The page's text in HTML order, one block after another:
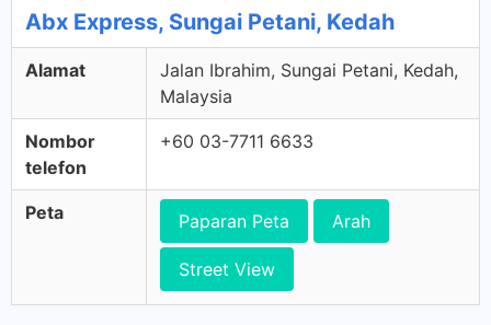
Abx Express, Sungai Petani, Kedah
Alamat
Jalan Ibrahim, Sungai Petani, Kedah,
Malaysia
Nombor
telefon
+60 03-7711 6633
Peta Paparan Peta Arah
Street View